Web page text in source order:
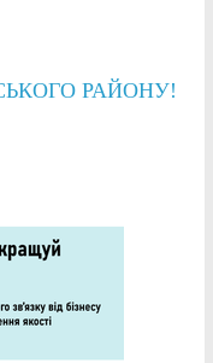
РАЙОНУ!